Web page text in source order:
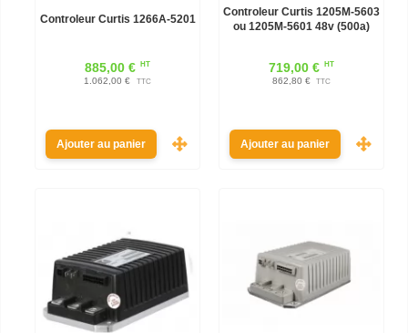
Controleur Curtis 1266A-5201
885,00 € HT
1.062,00 € TTC
Ajouter au panier
Controleur Curtis 1205M-5603
ou 1205M-5601 48v (500a)
719,00 € HT
862,80 € TTC
Ajouter au panier